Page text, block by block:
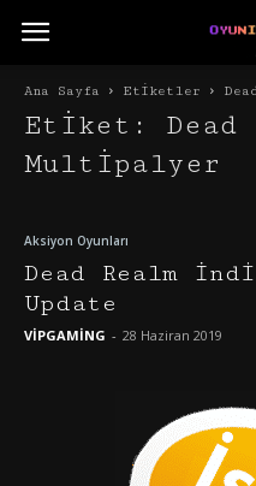
Ana Sayfa Etiketler
Etiket: Dead
Multipalyer
Aksiyon Oyunları
Dead Realm
Update
VİPGAMİNG - 28 Haziran 2019